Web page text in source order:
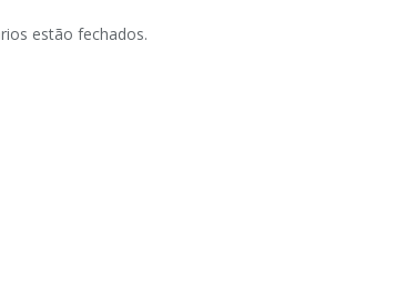
estão fechados.